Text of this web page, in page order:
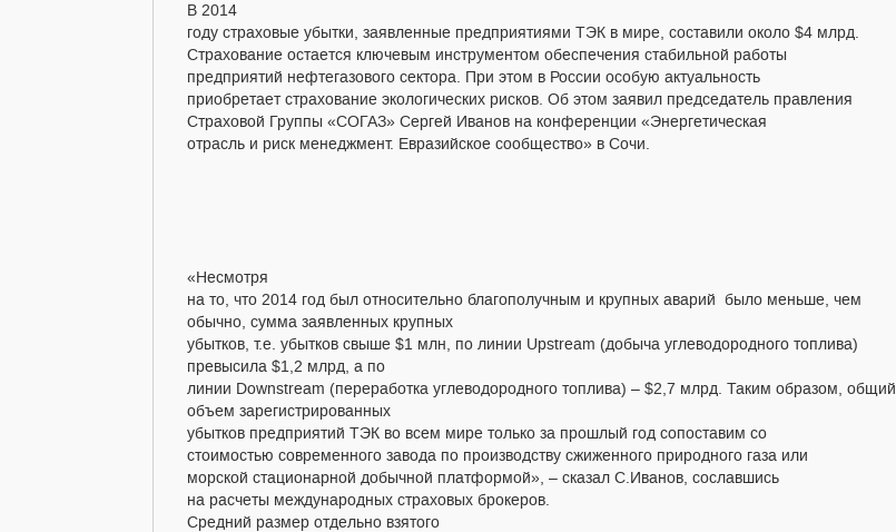
В 2014
году страховые убытки, заявленные предприятиями ТЭК в мире, составили около $4 млрд.
Страхование остается ключевым инструментом обеспечения стабильной работы
предприятий нефтегазового сектора. При этом в России особую актуальность
приобретает страхование экологических рисков. Об этом заявил председатель правления
Страховой Группы «СОГАЗ» Сергей Иванов на конференции «Энергетическая
отрасль и риск менеджмент. Евразийское сообщество» в Сочи.
«Несмотря
на то, что 2014 год был относительно благополучным и крупных аварий было меньше, чем
обычно, сумма заявленных крупных
убытков, т.е. убытков свыше $1 млн, по линии Upstream (добыча углеводородного топлива)
превысила $1,2 млрд, а по
линии Downstream (переработка углеводородного топлива) – $2,7 млрд. Таким образом, общий
объем зарегистрированных
убытков предприятий ТЭК во всем мире только за прошлый год сопоставим со
стоимостью современного завода по производству сжиженного природного газа или
морской стационарной добычной платформой», – сказал С.Иванов, сославшись
на расчеты международных страховых брокеров.
Средний размер отдельно взятого